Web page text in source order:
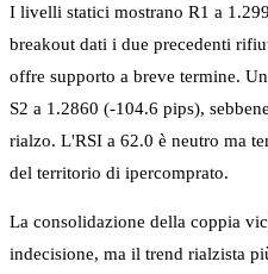
I livelli statici mostrano R1 a
breakout dati i due precedenti
offre supporto a breve termine.
S2 a 1.2860 (-104.6 pips),
rialzo. L'RSI a 62.0 è neutro ma
del territorio di ipercomprato.
La consolidazione della coppia
indecisione, ma il trend rialzista